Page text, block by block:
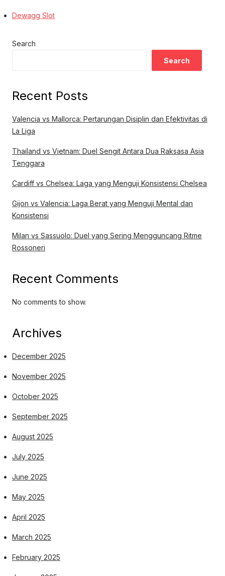
Dewagg Slot
Search
Search
Recent Posts
Valencia vs Mallorca: Pertarungan Disiplin dan Efektivitas di
La Liga
Thailand vs Vietnam: Duel Sengit Antara Dua Raksasa Asia
Tenggara
Cardiff vs Chelsea: Laga yang Menguji Konsistensi Chelsea
Gijon vs Valencia: Laga Berat yang Menguji Mental dan
Konsistensi
Milan vs Sassuolo: Duel yang Sering Mengguncang Ritme
Rossoneri
Recent Comments
No comments to show.
Archives
December 2025
November 2025
October 2025
September 2025
August 2025
July 2025
June 2025
May 2025
April 2025
March 2025
February 2025